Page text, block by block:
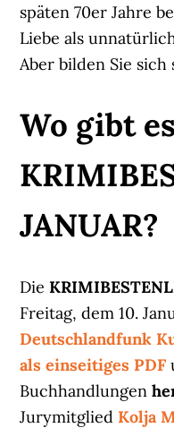
späten 70er Jahre
Liebe als
Aber bilden Sie
Wo gibt
JANUAR?
Die
Freitag, dem 10.
Deutschlandfunk
als einseitiges PDF
Buchhandlungen
Jurymitglied Kolja